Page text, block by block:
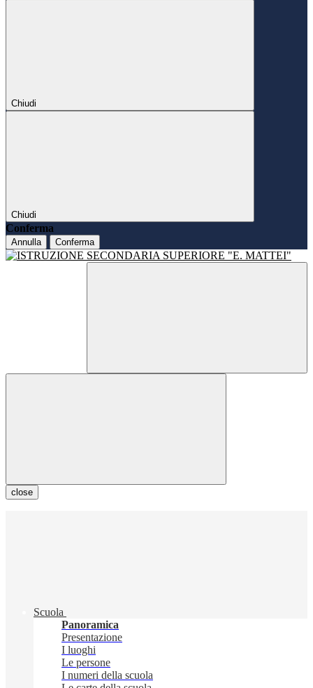
Chiudi
Chiudi
Conferma
Annulla Conferma
close
Scuola
Panoramica
Presentazione
I luoghi
Le persone
I numeri della scuola